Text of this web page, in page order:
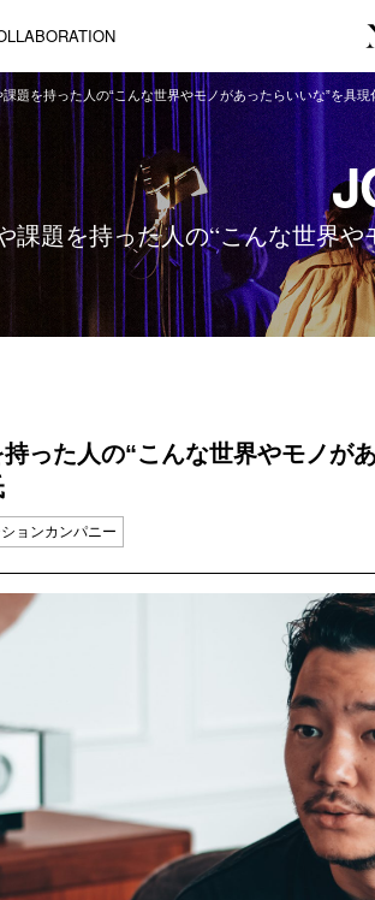
JOB
求人検索
新着求人
ブランド一覧
JOURNAL
インタビュー
エデュケーション
ニュース＆イベント
データ
課題を持った人の“こんな世界やモノがあったらいいな”を具
課題を持った人の“こんな世界
持った人の“こんな世界やモノが
ョンカンパニー